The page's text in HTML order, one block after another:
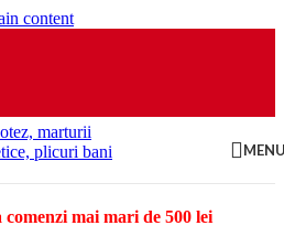
content
mai mari de 500 lei